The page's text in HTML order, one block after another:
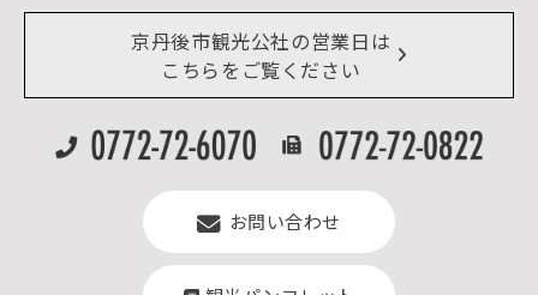
デジタル観光パンフレット
リアルタイム道路情報
よくある質問
京丹後市観光公社の営業日は
こちらをご覧ください
お問い合わせ